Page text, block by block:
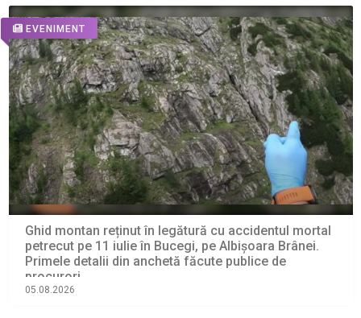
EVENIMENT
Ghid montan reținut în legătură cu accidentul mortal
petrecut pe 11 iulie în Bucegi, pe Albișoara Brânei.
Primele detalii din anchetă făcute publice de
procurori
05.08.2026